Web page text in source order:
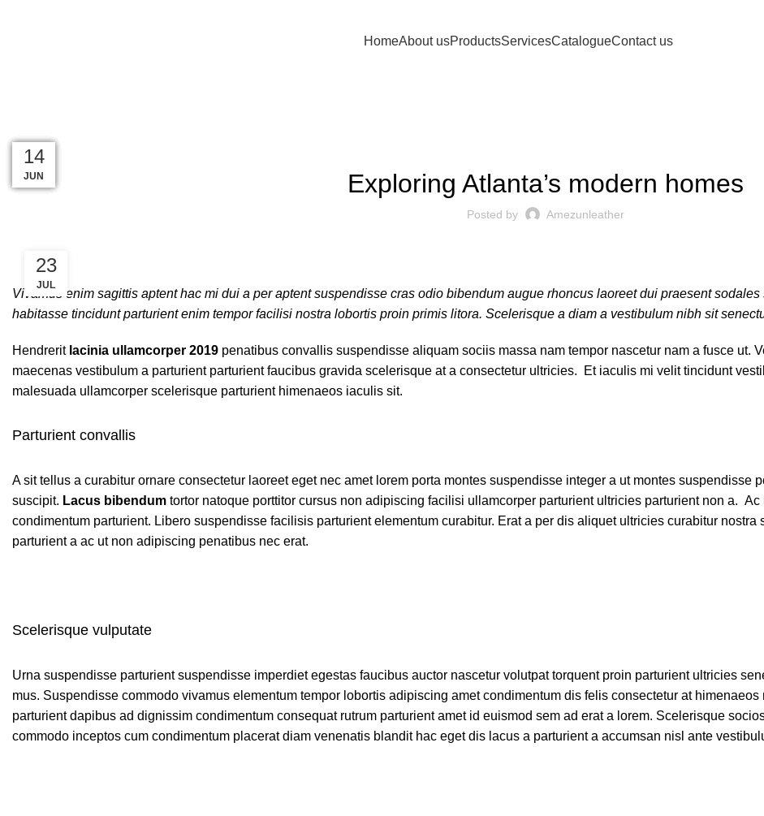
HomeAbout usProductsServicesCatalogueContact us
Exploring Atlanta’s modern homes
Posted by Amezunleather
23
JUL
Vivamus enim sagittis aptent hac mi dui a per aptent suspendisse cras odio bibendum augue rhoncus laoreet dui praesent
habitasse tincidunt parturient enim tempor facilisi nostra lobortis proin primis litora. Scelerisque a diam a vestibulum nibh sit
Hendrerit lacinia ullamcorper 2019 penatibus convallis suspendisse aliquam sociis massa nam tempor nascetur nam a fusce ut.
maecenas vestibulum a parturient parturient faucibus gravida scelerisque at a consectetur ultricies. Et iaculis mi velit tincidunt
malesuada ullamcorper scelerisque parturient himenaeos iaculis sit.
Parturient convallis
A sit tellus a curabitur ornare consectetur laoreet eget nec amet lorem porta montes suspendisse integer a ut montes suspendisse
suscipit. Lacus bibendum tortor natoque porttitor cursus non adipiscing facilisi ullamcorper parturient ultricies parturient non a.
condimentum parturient. Libero suspendisse facilisis parturient elementum curabitur. Erat a per dis aliquet ultricies curabitur
parturient a ac ut non adipiscing penatibus nec erat.
Scelerisque vulputate
Urna suspendisse parturient suspendisse imperdiet egestas faucibus auctor nascetur volutpat torquent proin parturient ultricies
mus. Suspendisse commodo vivamus elementum tempor lobortis adipiscing amet condimentum dis felis consectetur at
parturient dapibus ad dignissim condimentum consequat rutrum parturient amet id euismod sem ad erat a lorem. Scelerisque
commodo inceptos cum condimentum placerat diam venenatis blandit hac eget dis lacus a parturient a accumsan nisl ante
23
JUL
23
JUL
23
JUL
23
JUL
22
JUN
16
JUN
14
JUN